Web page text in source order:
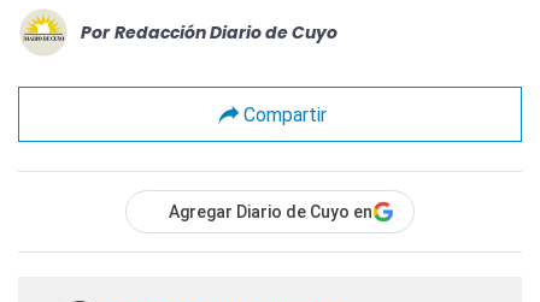
Por Redacción Diario de Cuyo
Compartir
Agregar Diario de Cuyo en